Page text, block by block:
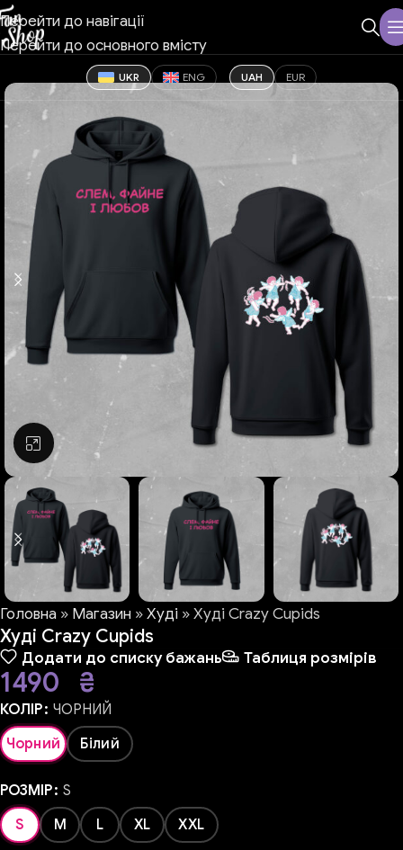
Перейти до навігації
Перейти до основного вмісту
UKR ENG UAH EUR
Натисніть, щоб збільшити
Головна » Магазин »Худі »Худі Crazy Cupids
Худі Crazy Cupids
Додати до списку бажань Таблиця розмірів
1490 ₴
КОЛІР ЧОРНИЙ
Чорний
Білий
РОЗМІР S
S
M L XL XXL